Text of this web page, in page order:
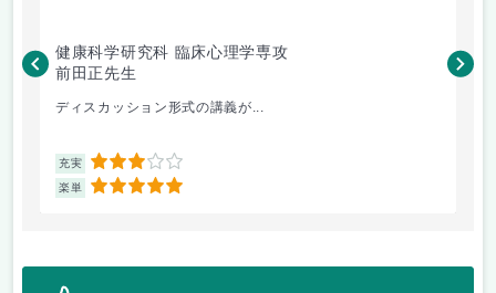
健康科学研究科 臨床心理学専攻
前田正先生
ディスカッション形式の講義が...
充実 3
楽単 5
山